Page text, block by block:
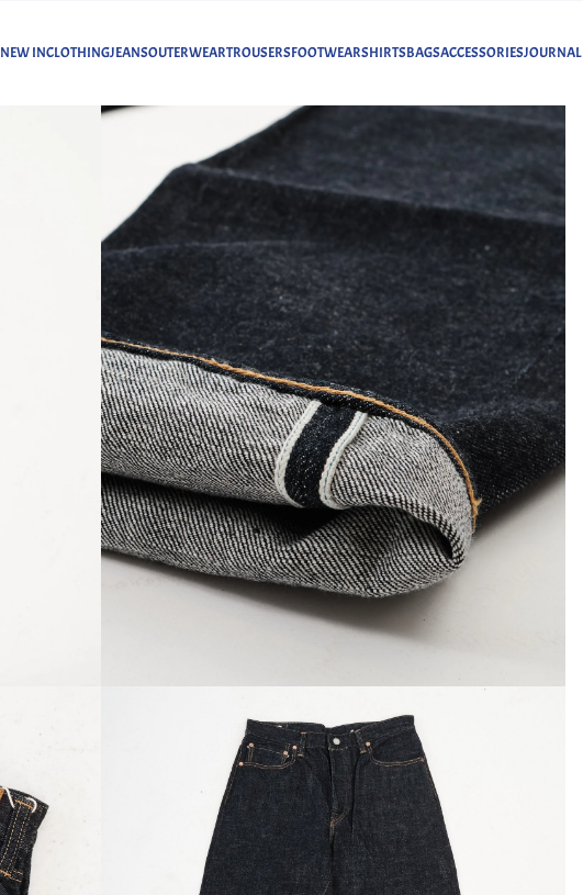
NEW INCLOTHINGJEANSOUTERWEARTROUSERSFOOTWEARSHIRTSBAGSACCESSORIESJOURNAL